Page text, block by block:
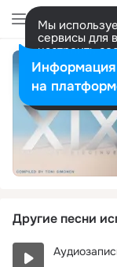
Мы
сервисы для
настроить
Разрешить
Другие песни
Информация
на